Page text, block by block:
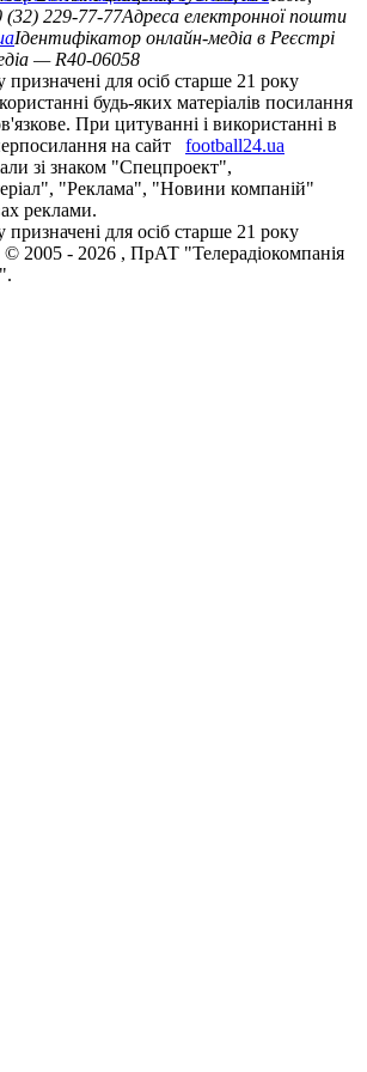
(32) 229-77-77Адреса електронної пошти
Ідентифікатор онлайн-медіа в Реєстрі
— R40-06058
призначені для осіб старше 21 року
будь-яких матеріалів посилання
При цитуванні і використанні в
на сайт
football24.ua
зі знаком "Спецпроект",
"Реклама", "Новини компаній"
реклами.
призначені для осіб старше 21 року
© 2005 - 2026 , ПрАТ "Телерадіокомпанія